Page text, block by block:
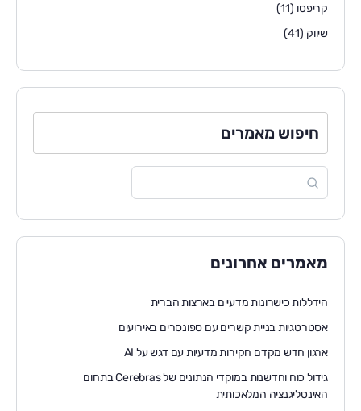
קריפטו (11)
שיווק (41)
חיפוש מאמרים
מאמרים אחרונים
הידללות כישרונות מדעיים בארצות הברית
אסטרטגיות בניית קשרים עם ספונסרים באירועים
ארגון חדש מקדם חקירות מדעיות עם דגש על AI
גידול כוח וחדשנות במוקדי הנתונים של Cerebras בתחום
האינטליגנציה המלאכותית